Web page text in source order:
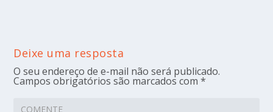
Deixe uma resposta
O seu endereço de e-mail não será publicado.
Campos obrigatórios são marcados com*